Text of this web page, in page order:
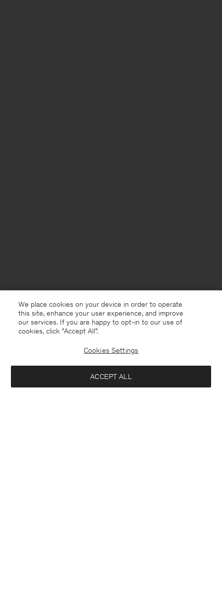
Netherlands Nederlands
We place cookies on your device in order to operate
this site, enhance your user experience, and improve
our services. If you are happy to opt-in to our use of
cookies, click "Accept All”.
Cookies Settings
ACCEPT ALL